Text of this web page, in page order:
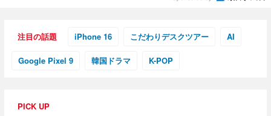
注目の話題 iPhone 16 こだわりデスクツアー AI
Google Pixel 9 韓国ドラマ K-POP
PICK UP